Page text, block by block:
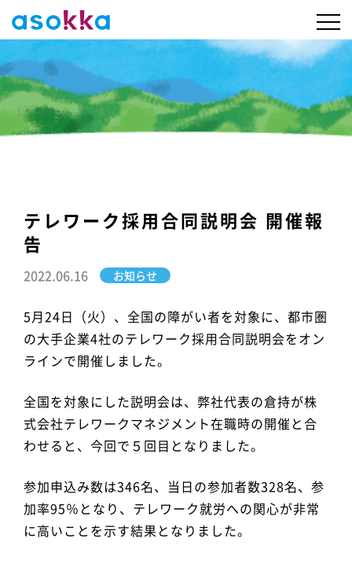
テレワーク採用合同説明会 開催報
告
2022.06.16 お知らせ
5月24日（火）、全国の障がい者を対象に、都市圏
の大手企業4社のテレワーク採用合同説明会をオン
ラインで開催しました。
全国を対象にした説明会は、弊社代表の倉持が株
式会社テレワークマネジメント在職時の開催と合
わせると、今回で５回目となりました。
参加申込み数は346名、当日の参加者数328名、参
加率95％となり、テレワーク就労への関心が非常
に高いことを示す結果となりました。